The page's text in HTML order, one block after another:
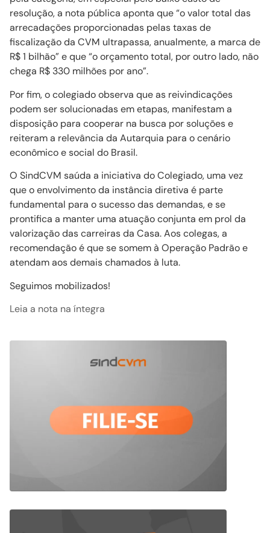
resolução, a nota pública aponta que “o valor total das
arrecadações proporcionadas pelas taxas de
fiscalização da CVM ultrapassa, anualmente, a marca de
R$ 1 bilhão” e que “o orçamento total, por outro lado, não
chega R$ 330 milhões por ano”.
Por fim, o colegiado observa que as reivindicações
podem ser solucionadas em etapas, manifestam a
disposição para cooperar na busca por soluções e
reiteram a relevância da Autarquia para o cenário
econômico e social do Brasil.
O SindCVM saúda a iniciativa do Colegiado, uma vez
que o envolvimento da instância diretiva é parte
fundamental para o sucesso das demandas, e se
prontifica a manter uma atuação conjunta em prol da
valorização das carreiras da Casa. Aos colegas, a
recomendação é que se somem à Operação Padrão e
atendam aos demais chamados à luta.
Seguimos mobilizados!
Leia a nota na íntegra